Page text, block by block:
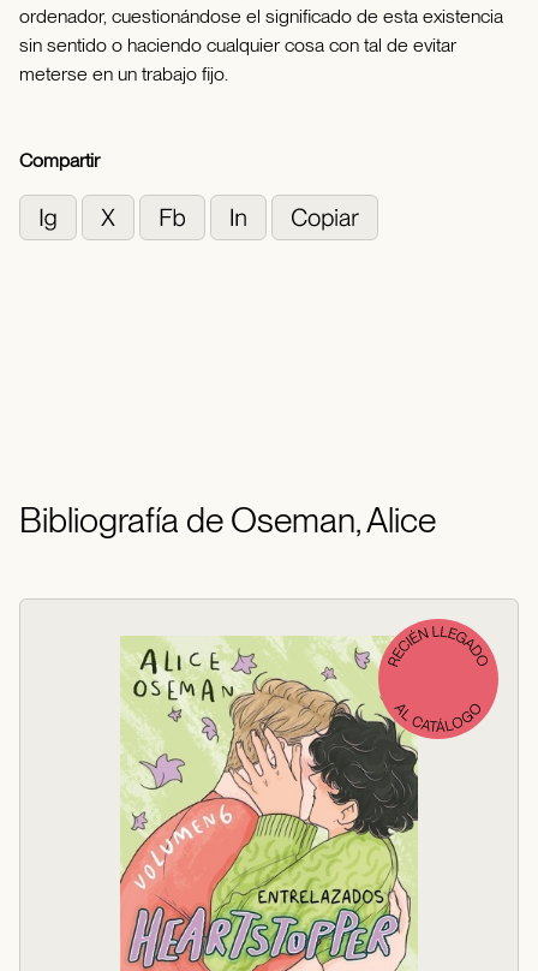
ordenador, cuestionándose el significado de esta existencia
sin sentido o haciendo cualquier cosa con tal de evitar
meterse en un trabajo fijo.
Compartir
Bibliografía de Oseman, Alice